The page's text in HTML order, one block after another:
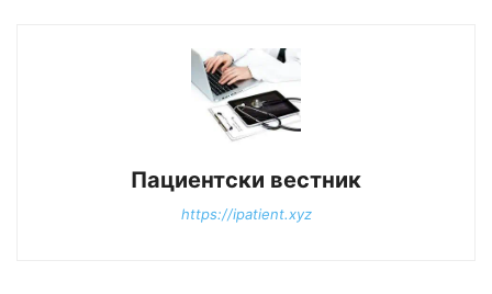
Пациентски вестник
https://ipatient.xyz